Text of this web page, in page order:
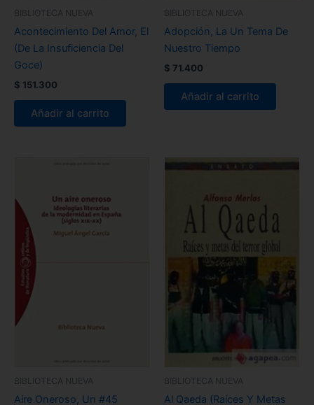
BIBLIOTECA NUEVA
Acontecimiento Del Amor, El
(De La Insuficiencia Del
Goce)
$ 151.300
Añadir al carrito
BIBLIOTECA NUEVA
Adopción, La Un Tema De
Nuestro Tiempo
$ 71.400
Añadir al carrito
BIBLIOTECA NUEVA
Aire Oneroso, Un #45
BIBLIOTECA NUEVA
Al Qaeda (Raíces Y Metas